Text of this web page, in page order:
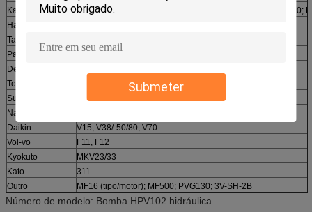
Submeter
Kayaba
MAG150/170; MSF85/PSVS-90C; PSVL-54; KYB87, KMF90;
Hawe
Tadano
Parker
PAVC100; PV040/092/140; P200Q; PVP16/76
Denison
Toshiba
SG025/04/08/20
Sumitomo
PSV2-55T/63
Nachi
Daikin
V15; V38/-50/80; V70
Vol-vo
F11, F12
Kyokuto
MKV23/33
Kato
311
Outro
MF16 (tipo/motor); MF500; PVG130; 3V-SH-2B
Número de modelo: Bomba HPV102 hidráulica